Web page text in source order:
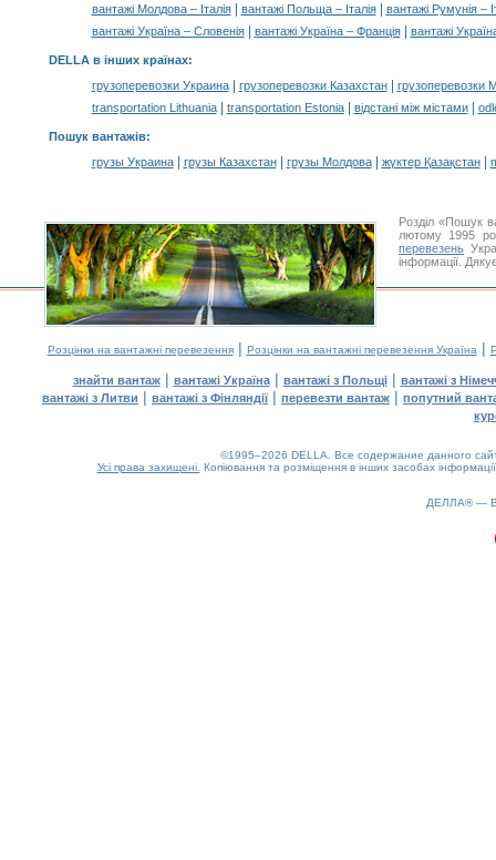
вантажі Молдова – Італія| вантажі Польща – Італія|
вантажі Румунія –
вантажі Україна – Словенія| вантажі Україна – Франція| вантажі
DELLA в інших країнах:
грузоперевозки Украина| грузоперевозки Казахстан|
грузоперевозки
transportation Lithuania| transportation Estonia| відстані між містами|
Пошук вантажів:
грузы Украина| грузы Казахстан| грузы Молдова| жүктер Қазақстан|
Розділ «Пошук
лютому 1995
перевезень
інформації.
Розцінки на вантажні перевезення| Розцінки на вантажні перевезення Україна |
знайти вантаж| вантажі Україна| вантажі з Польщі| вантажі з
вантажі з Литви | вантажі з Фінляндії| перевезти вантаж | попутний
©1995–2026 DELLA. Все содержание данного
Усі права захищені. Копіювання та розміщення в інших засобах
ДЕЛЛА® —